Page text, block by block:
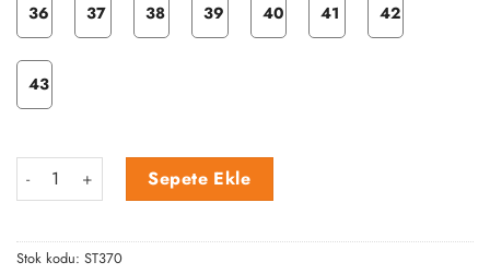
36 37 38 39 40 41 42
43
Lacivert Arkadan Bantlı Air Max SaboTerlik adet
Sepete Ekle
Stok kodu: ST370